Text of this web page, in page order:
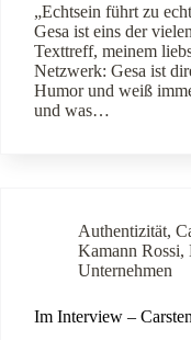
„Echtsein führt zu
Gesa ist eins der
Texttreff, meinem
Netzwerk: Gesa ist
Humor und weiß
und was…
Authentizität,
Kamann Rossi,
Unternehmen
Im Interview –